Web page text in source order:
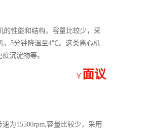
的性能和结构，容量比较少，采
，5分钟降温至4℃。这类离心机
沉淀物等。
￥ 面议
为15500rpm,容量比较少，采用